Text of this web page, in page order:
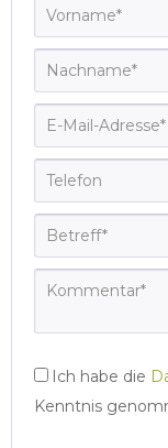
Ich habe die
Kenntnis